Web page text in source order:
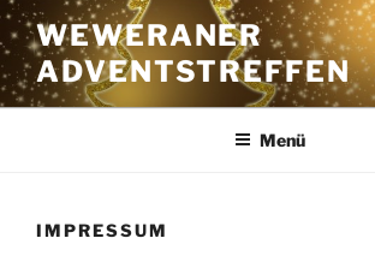
Zum
Inhalt
springen
WEWERANER
ADVENTSTREFFEN
Menü
IMPRESSUM